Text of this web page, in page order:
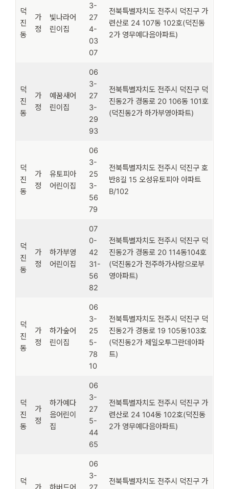
덕
진
동
가
정
빛나라어
린이집
3-
27
4-
03
07
전북특별자치도 전주시 덕진구 가
련산로 24 107동 102호(덕진동
2가 영무예다음아파트)
덕
진
동
가
정
예꿈새어
린이집
06
3-
27
3-
29
93
전북특별자치도 전주시 덕진구 덕
진동2가 경동로 20 106동 101호
(덕진동2가 하가부영아파트)
덕
진
동
가
정
유토피아
어린이집
06
3-
25
3-
56
79
전북특별자치도 전주시 덕진구 호
반8길 15 오성유토피아 아파트
B/102
덕
진
동
가
정
하가부영
어린이집
07
0-
42
31-
56
82
전북특별자치도 전주시 덕진구 덕
진동2가 경동로 20 114동104호
(덕진동2가 전주하가사랑으로부
영아파트)
덕
진
동
가
정
하가숲어
린이집
06
3-
25
5-
78
10
전북특별자치도 전주시 덕진구 덕
진동2가 경동로 19 105동103호
(덕진동2가 제일오투그란데아파
트)
덕
진
동
가
정
하가예다
음어린이
집
06
3-
27
5-
44
65
전북특별자치도 전주시 덕진구 가
련산로 24 104동 102호(덕진동
2가 영무예다음아파트)
덕
06
3-
전북특별자치도 전주시 덕진구 가